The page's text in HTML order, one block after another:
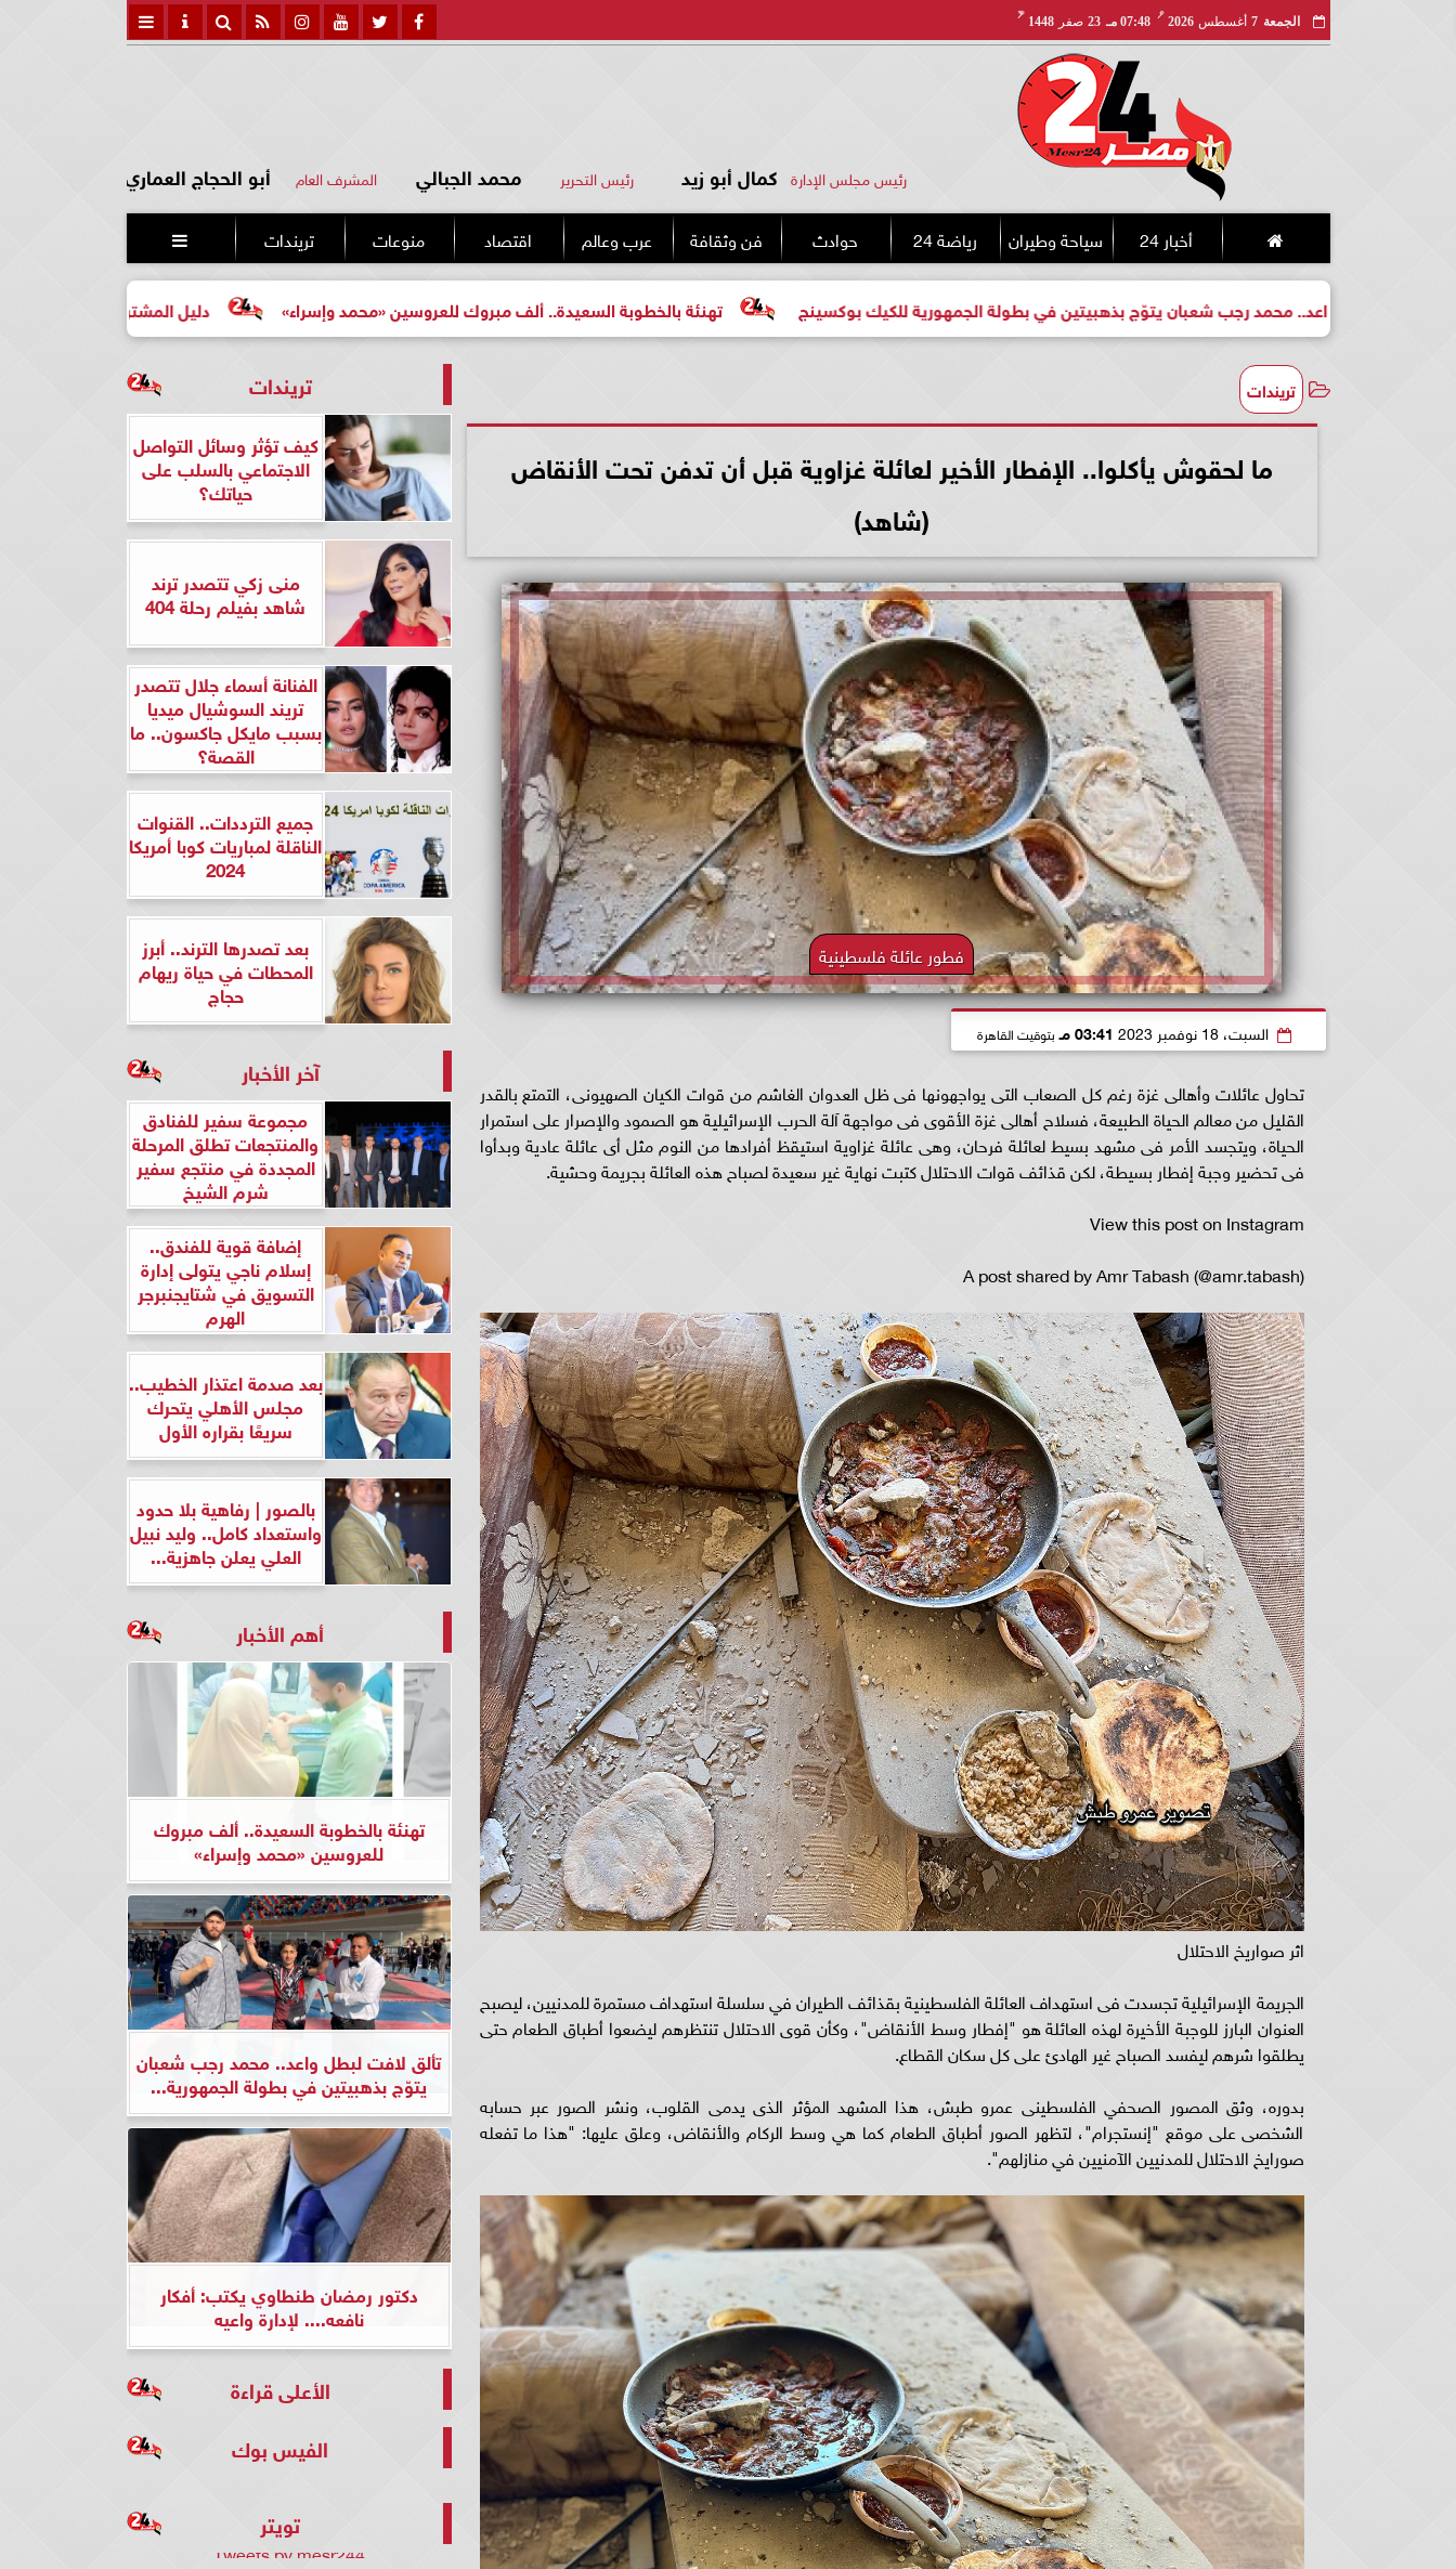
الجمعة 7 أغسطس 2026
مـ
07:48 مـ 23 صفر 1448
هـ
رئيس مجلس الإدارة كمال أبو زيد رئيس التحرير محمد الجبالي المشرف العام أبو الحجاج العماري
أخبار 24 سياحة وطيران رياضة 24 حوادث فن وثقافة عرب وعالم اقتصاد منوعات تريندات 
دليل المشتري لأول مرة لاختيار مشروع عقاري مناسب تهنئة بالخطوبة السعيدة.. ألف مبروك للعروسين «محمد وإسراء» رجب شعبان يتوّج بذهبيتين في بطولة الجمهورية للكيك بوكسينج
تريندات
ما لحقوش يأكلوا.. الإفطار الأخير لعائلة غزاوية قبل أن تدفن تحت الأنقاض
(شاهد)
فطور عائلة فلسطينية
السبت، 18 نوفمبر 2023 03:41 مـ بتوقيت القاهرة
تحاول عائلات وأهالى غزة رغم كل الصعاب التى يواجهونها فى ظل العدوان الغاشم من قوات الكيان الصهيونى، التمتع بالقدر
القليل من معالم الحياة الطبيعة، فسلاح أهالى غزة الأقوى فى مواجهة آلة الحرب الإسرائيلية هو الصمود والإصرار على استمرار
الحياة، ويتجسد الأمر فى مشهد بسيط لعائلة فرحان، وهى عائلة غزاوية استيقظ أفرادها من النوم مثل أى عائلة عادية وبدأوا
فى تحضير وجبة إفطار بسيطة، لكن قذائف قوات الاحتلال كتبت نهاية غير سعيدة لصباح هذه العائلة بجريمة وحشية.
View this post on Instagram
A post shared by Amr Tabash (@amr.tabash)
اثر صواريخ الاحتلال
الجريمة الإسرائيلية تجسدت فى استهداف العائلة الفلسطينية بقذائف الطيران في سلسلة استهداف مستمرة للمدنيين، ليصبح
العنوان البارز للوجبة الأخيرة لهذه العائلة هو "إفطار وسط الأنقاض"، وكأن قوى الاحتلال تنتظرهم ليضعوا أطباق الطعام حتى
يطلقوا شرهم ليفسد الصباح غير الهادئ على كل سكان القطاع.
بدوره، وثق المصور الصحفي الفلسطينى عمرو طبش، هذا المشهد المؤثر الذى يدمى القلوب، ونشر الصور عبر حسابه
الشخصى على موقع "إنستجرام"، لتظهر الصور أطباق الطعام كما هي وسط الركام والأنقاض، وعلق عليها: "هذا ما تفعله
صورايخ الاحتلال للمدنيين الآمنيين في منازلهم".
تريندات
كيف تؤثر وسائل التواصل
الاجتماعي بالسلب على
حياتك؟
منى زكي تتصدر ترند
شاهد بفيلم رحلة 404
الفنانة أسماء جلال تتصدر
تريند السوشيال ميديا
بسبب مايكل جاكسون.. ما
القصة؟
جميع الترددات.. القنوات
الناقلة لمباريات كوبا أمريكا
2024
بعد تصدرها الترند.. أبرز
المحطات في حياة ريهام
حجاج
آخر الأخبار
مجموعة سفير للفنادق
والمنتجعات تطلق المرحلة
المجددة في منتجع سفير
شرم الشيخ
إضافة قوية للفندق..
إسلام ناجي يتولى إدارة
التسويق في شتايجنبرجر
الهرم
بعد صدمة اعتذار الخطيب..
مجلس الأهلي يتحرك
سريعًا بقراره الأول
بالصور | رفاهية بلا حدود
واستعداد كامل.. وليد نبيل
العلي يعلن جاهزية...
أهم الأخبار
تهنئة بالخطوبة السعيدة.. ألف مبروك
للعروسين «محمد وإسراء»
تألق لافت لبطل واعد.. محمد رجب شعبان
يتوّج بذهبيتين في بطولة الجمهورية...
دكتور رمضان طنطاوي يكتب: أفكار
نافعه.... لإدارة واعيه
الأعلى قراءة
الفيس بوك
تويتر
Tweets by mesr244